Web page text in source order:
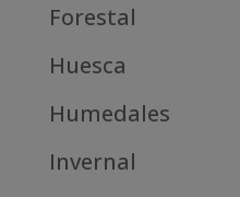
Forestal
Huesca
Humedales
Invernal